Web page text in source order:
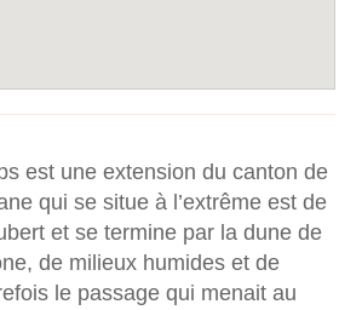
est une extension du canton de
qui se situe à l’extrême est de
et se termine par la dune de
de milieux humides et de
le passage qui menait au